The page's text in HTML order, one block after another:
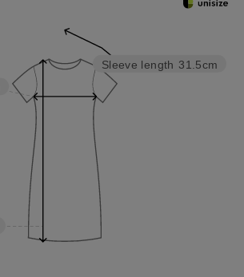
Sleeve length 31.5cm